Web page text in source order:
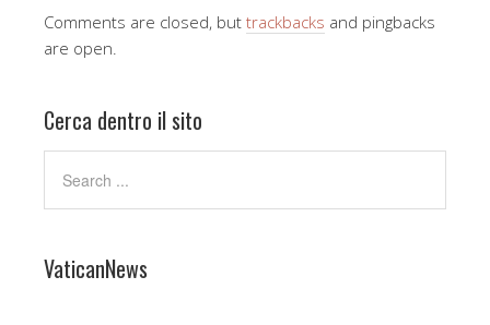
Comments are closed, but trackbacks and pingbacks
are open.
Cerca dentro il sito
VaticanNews